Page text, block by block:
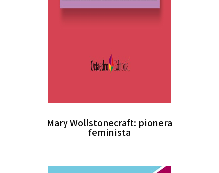
Mary Wollstonecraft: pionera
feminista